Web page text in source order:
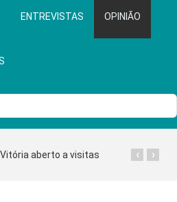
ENTREVISTAS OPINIÃO
aberto a visitas ›
‹